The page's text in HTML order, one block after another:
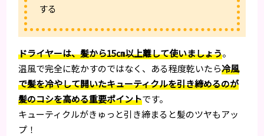
する
ドライヤーは、髪から15㎝以上離して使いましょう。
温風で完全に乾かすのではなく、ある程度乾いたら冷風
で髪を冷やして開いたキューティクルを引き締めるのが
髪のコシを高める重要ポイントです。
キューティクルがきゅっと引き締まると髪のツヤもアッ
プ！